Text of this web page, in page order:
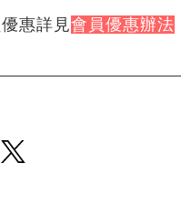
惠詳見會員優惠辦法
享至facebook
視窗分享至line
另開新視窗分享至twitter